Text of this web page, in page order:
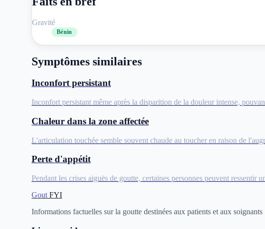
Gravité
Bénin
Symptômes similaires
Inconfort persistant
Inconfort persistant même après la disparition de la douleur intense,
Chaleur dans la zone affectée
L'articulation touchée semble souvent chaude au toucher en raison de
Perte d'appétit
Pendant les crises aiguës de goutte, certaines personnes peuvent ressentir
Gout FYI
Informations factuelles sur la goutte destinées aux patients et aux soignants